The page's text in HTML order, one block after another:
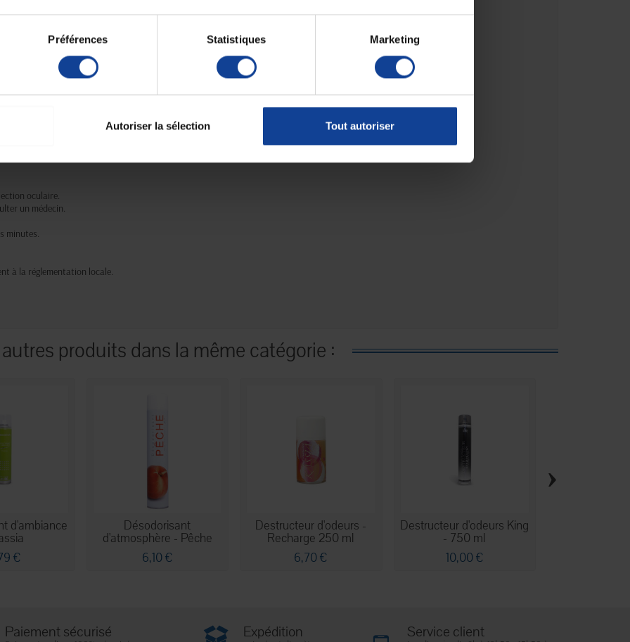
Préférences Statistiques Marketing
Autoriser la sélection Tout autoriser
OCDE 301).
oculaire.
un médecin.
minutes.
à la réglementation locale.
autres produits dans la même catégorie :
d'ambiance
€
Désodorisant
d'atmosphère - Pêche
6,10 €
Destructeur d'odeurs -
Recharge 250 ml
6,70 €
Destructeur d'odeurs King
- 750 ml
10,00 €
›
Paiement sécurisé Expédition Service client